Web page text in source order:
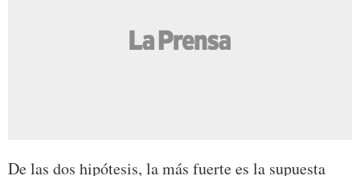
De las dos hipótesis, la más fuerte es la supuesta